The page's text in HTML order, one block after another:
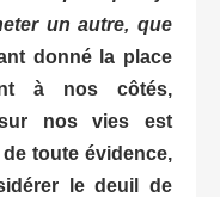
un autre, que
donné la place
à nos côtés,
nos vies est
toute évidence,
le deuil de